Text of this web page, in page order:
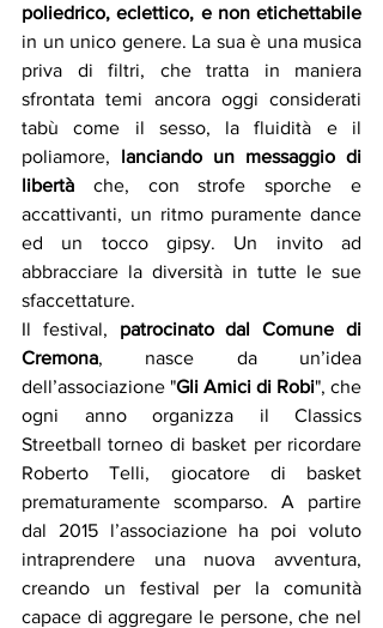
poliedrico, eclettico, e non etichettabile
in un unico genere. La sua è una musica
priva di filtri, che tratta in maniera
sfrontata temi ancora oggi considerati
tabù come il sesso, la fluidità e il
poliamore, lanciando un messaggio di
libertà che, con strofe sporche e
accattivanti, un ritmo puramente dance
ed un tocco gipsy. Un invito ad
abbracciare la diversità in tutte le sue
sfaccettature.
Il festival, patrocinato dal Comune di
Cremona, nasce da un’idea
dell’associazione "Gli Amici di Robi", che
ogni anno organizza il Classics
Streetball torneo di basket per ricordare
Roberto Telli, giocatore di basket
prematuramente scomparso. A partire
dal 2015 l’associazione ha poi voluto
intraprendere una nuova avventura,
creando un festival per la comunità
capace di aggregare le persone, che nel